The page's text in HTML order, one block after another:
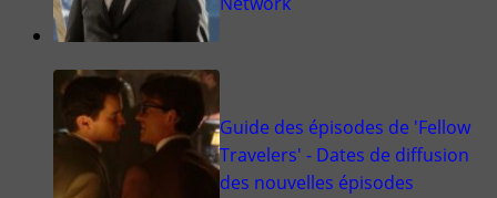
Guide des épisodes de 'Fellow
Travelers' - Dates de diffusion
des nouvelles épisodes